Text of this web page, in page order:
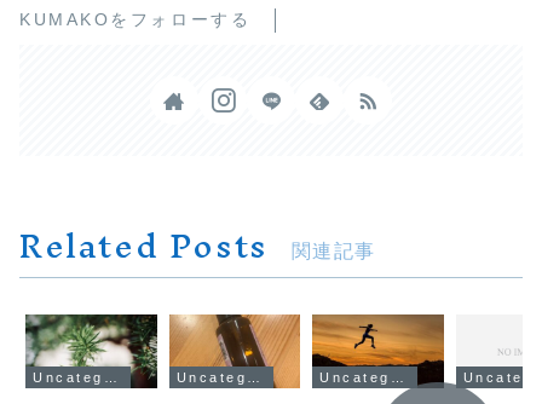
KUMAKOをフォローする
Related Posts 関連記事